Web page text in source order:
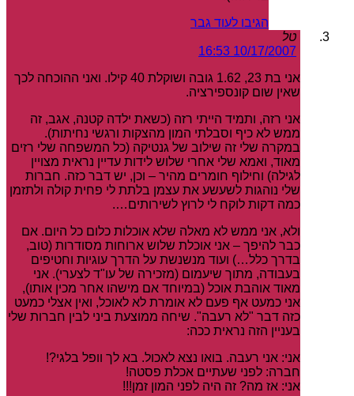
הגיבו לעוד גבר
טל
10/17/2007 16:53
אני בת 23, 1.62 גובה ושוקלת 40 קילו. ואני ההוכחה לכך
שאין שום קונספירציה.
אני רזה, ותמיד הייתי רזה (כשאת ילדה קטנה, אגב, זה
ממש לא כיף וסבלתי המון מהצקות ורגשי נחיתות).
במקרה שלי זה שילוב של גנטיקה (כל המשפחה שלי רזים
מאוד, ואמא שלי אחרי שלוש לידות עדיין נראית מצויין
לגילה) וחילוף חומרים מהיר – וכן, יש דבר כזה. חברות
שלי נוהגות לשעשע את עצמן בלתת לי פחית קולה ולתזמן
כמה דקות לוקח לי לרוץ לשירותים….
ולא, אני ממש לא מאלה שלא אוכלות כלום כל היום. אם
כבר להיפך – אני אוכלת שלוש ארוחות מסודרות (טוב,
בדרך כלל…) ועוד מנשנשת על הדרך עוגיות וחטיפים
בעבודה, מתוך שיעמום (מזכירה של עו"ד לצערי). אני
מאוד אוהבת אוכל (במיוחד אם מישהו אחר מכין אותו),
אני כמעט אף פעם לא אומרת לא לאוכל, ואין אצלי כמעט
כזה דבר "לא רעבה". שיחה ממוצעת ביני לבין חברות שלי
בעניין הזה נראית ככה:
אני: אני רעבה. בואו נצא לאכול. בא לך וופל בלגי?!
חברה: לפני שעתיים אכלת פסטה!
אני: אז מה? זה היה לפני המון זמן!!!